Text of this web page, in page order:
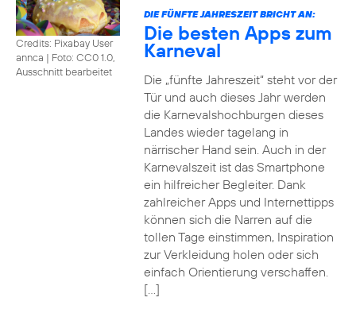
Credits: Pixabay User
annca | Foto: CC0 1.0,
Ausschnitt bearbeitet
DIE FÜNFTE JAHRESZEIT BRICHT AN:
Die besten Apps zum
Karneval
Die „fünfte Jahreszeit“ steht vor der
Tür und auch dieses Jahr werden
die Karnevalshochburgen dieses
Landes wieder tagelang in
närrischer Hand sein. Auch in der
Karnevalszeit ist das Smartphone
ein hilfreicher Begleiter. Dank
zahlreicher Apps und Internettipps
können sich die Narren auf die
tollen Tage einstimmen, Inspiration
zur Verkleidung holen oder sich
einfach Orientierung verschaffen.
[…]